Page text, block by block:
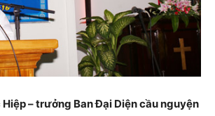
– trưởng Ban Đại Diện cầu nguyện